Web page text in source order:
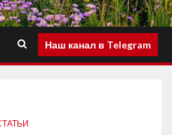
Наш канал в Telegram